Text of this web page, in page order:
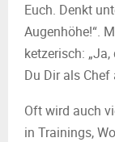
Euch. Denkt
Augenhöhe!“.
ketzerisch:
Du Dir als Chef
Oft wird auch
in Trainings,